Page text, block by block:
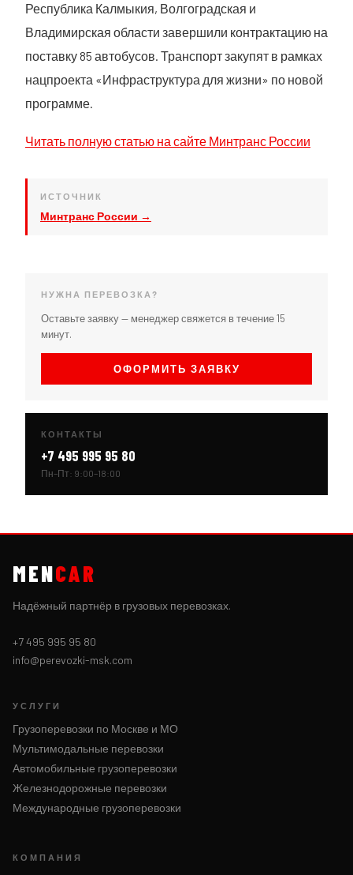
Республика Калмыкия, Волгоградская и
Владимирская области завершили контрактацию на
поставку 85 автобусов. Транспорт закупят в рамках
нацпроекта «Инфраструктура для жизни» по новой
программе.
Читать полную статью на сайте Минтранс России
ИСТОЧНИК
Минтранс России →
НУЖНА ПЕРЕВОЗКА?
Оставьте заявку — менеджер свяжется в течение 15
минут.
ОФОРМИТЬ ЗАЯВКУ
КОНТАКТЫ
+7 495 995 95 80
Пн–Пт: 9:00–18:00
MENCAR
Надёжный партнёр в грузовых перевозках.
+7 495 995 95 80
info@perevozki-msk.com
УСЛУГИ
Грузоперевозки по Москве и МО
Мультимодальные перевозки
Автомобильные грузоперевозки
Железнодорожные перевозки
Международные грузоперевозки
КОМПАНИЯ